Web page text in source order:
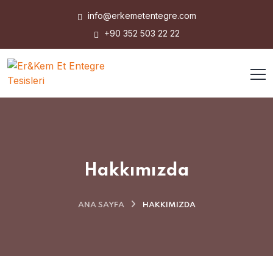
info@erkemetentegre.com
+90 352 503 22 22
Hakkımızda
ANA SAYFA HAKKIMIZDA